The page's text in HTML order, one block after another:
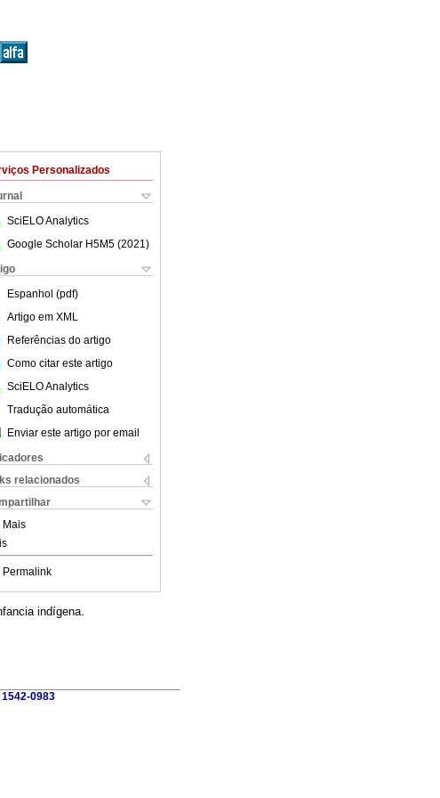
Personalizados
SciELO Analytics
Google Scholar H5M5 (2021 )
Espanhol (pdf)
Artigo em XML
Referências do artigo
Como citar este artigo
SciELO Analytics
Tradução automática
Enviar este artigo por email
relacionados
Mais
Permalink
indígena.
0983